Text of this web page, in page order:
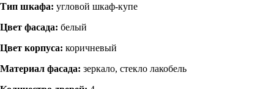
Тип шкафа: угловой шкаф-купе
Цвет фасада: белый
Цвет корпуса: коричневый
Материал фасада: зеркало, стекло лакобель